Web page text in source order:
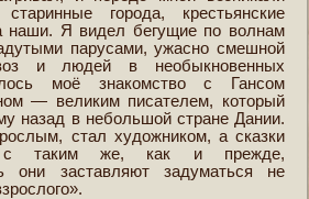
города, крестьянские
наши. Я видел бегущие по волнам
парусами, ужасно смешной
и людей в необыкновенных
моё знакомство с Гансом
— великим писателем, который
назад в небольшой стране Дании.
стал художником, а сказки
с таким же, как и прежде,
они заставляют задуматься не